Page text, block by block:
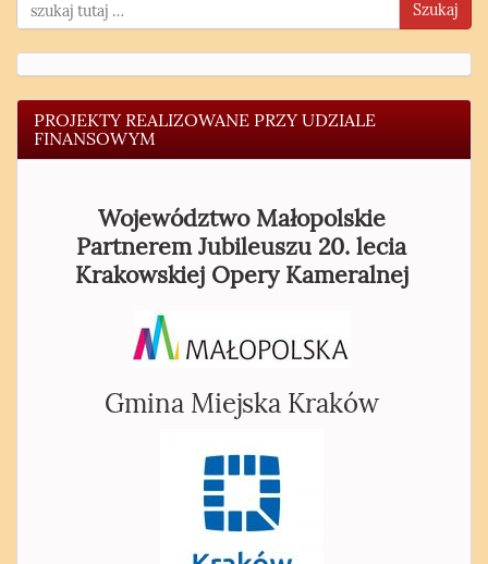
Szukaj
PROJEKTY REALIZOWANE PRZY UDZIALE
FINANSOWYM
Województwo Małopolskie
Partnerem Jubileuszu 20. lecia
Krakowskiej Opery Kameralnej
Gmina Miejska Kraków